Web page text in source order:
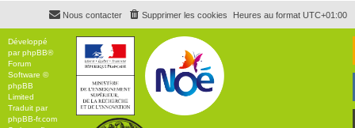
Heures au format UTC+01:00
Supprimer les cookies
Nous contacter
Développé
parphpBB®
Forum
Software ©
phpBB
Limited
Traduit par
phpBB-fr.com